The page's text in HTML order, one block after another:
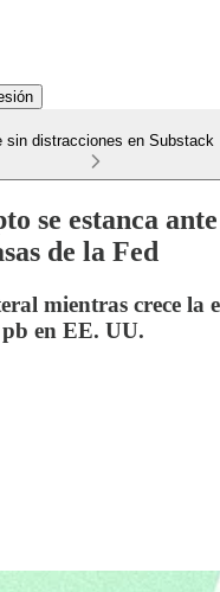
sin distracciones en Substack
se estanca
de la Fed
mientras crece la
en EE. UU.